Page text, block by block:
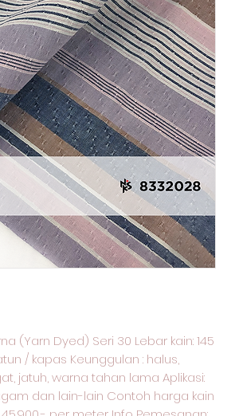
(Yarn Dyed) Seri 30 Lebar kain: 145
/ kapas Keunggulan : halus,
jatuh, warna tahan lama Aplikasi:
dan lain-lain Contoh harga kain